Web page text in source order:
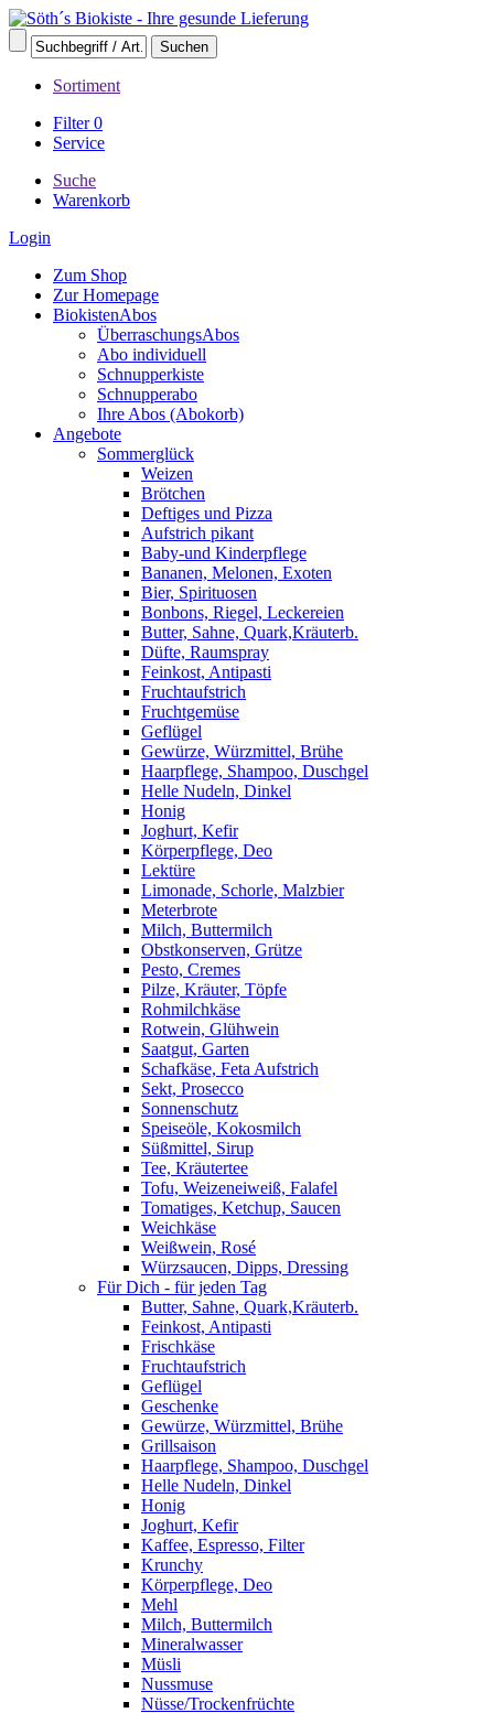
Sortiment
Filter0
Service
Suche
Warenkorb
Login
Zum Shop
Zur Homepage
BiokistenAbos
ÜberraschungsAbos
Abo individuell
Schnupperkiste
Schnupperabo
Ihre Abos (Abokorb)
Angebote
Sommerglück
Weizen
Brötchen
Deftiges und Pizza
Aufstrich pikant
Baby-und Kinderpflege
Bananen, Melonen, Exoten
Bier, Spirituosen
Bonbons, Riegel, Leckereien
Butter, Sahne, Quark,Kräuterb.
Düfte, Raumspray
Feinkost, Antipasti
Fruchtaufstrich
Fruchtgemüse
Geflügel
Gewürze, Würzmittel, Brühe
Haarpflege, Shampoo, Duschgel
Helle Nudeln, Dinkel
Honig
Joghurt, Kefir
Körperpflege, Deo
Lektüre
Limonade, Schorle, Malzbier
Meterbrote
Milch, Buttermilch
Obstkonserven, Grütze
Pesto, Cremes
Pilze, Kräuter, Töpfe
Rohmilchkäse
Rotwein, Glühwein
Saatgut, Garten
Schafkäse, Feta Aufstrich
Sekt, Prosecco
Sonnenschutz
Speiseöle, Kokosmilch
Süßmittel, Sirup
Tee, Kräutertee
Tofu, Weizeneiweiß, Falafel
Tomatiges, Ketchup, Saucen
Weichkäse
Weißwein, Rosé
Würzsaucen, Dipps, Dressing
Für Dich - für jeden Tag
Butter, Sahne, Quark,Kräuterb.
Feinkost, Antipasti
Frischkäse
Fruchtaufstrich
Geflügel
Geschenke
Gewürze, Würzmittel, Brühe
Grillsaison
Haarpflege, Shampoo, Duschgel
Helle Nudeln, Dinkel
Honig
Joghurt, Kefir
Kaffee, Espresso, Filter
Krunchy
Körperpflege, Deo
Mehl
Milch, Buttermilch
Mineralwasser
Müsli
Nussmuse
Nüsse/Trockenfrüchte